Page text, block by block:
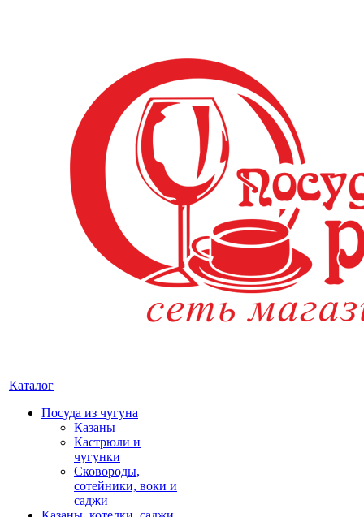
Каталог
Посуда из чугуна
Казаны
Кастрюли и
чугунки
Сковороды,
сотейники, воки и
саджи